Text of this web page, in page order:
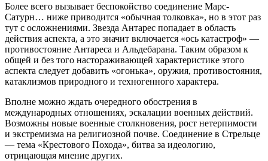
Более всего вызывает беспокойство соединение Марс-
Сатурн… ниже приводится «обычная толковка», но в этот раз
тут с осложнениями. Звезда Антарес попадает в область
действия аспекта, а это значит включается «ось катастроф» —
противостояние Антареса и Альдебарана. Таким образом к
общей и без того настораживающей характеристике этого
аспекта следует добавить «огонька», оружия, противостояния,
катаклизмов природного и техногенного характера.
Вполне можно ждать очередного обострения в
международных отношениях, эскалации военных действий.
Возможны новые военные столкновения, рост нетерпимости
и экстремизма на религиозной почве. Соединение в Стрельце
— тема «Крестового Похода», битва за идеологию,
отрицающая мнение других.